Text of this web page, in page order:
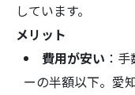
しています。
メリット
費用が安い ：
ーの半額以下。愛